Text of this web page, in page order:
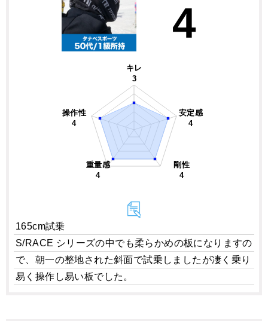
4
キレ
3
安定感
4
剛性
4
重量感
4
操作性
4
165cm試乗
S/RACE シリーズの中でも柔らかめの板になりますの
で、朝一の整地された斜面で試乗しましたが凄く乗り
易く操作し易い板でした。